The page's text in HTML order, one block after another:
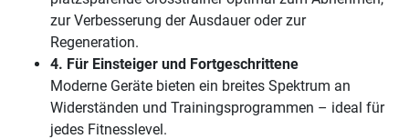
zur Verbesserung der Ausdauer oder zur
Regeneration.
4. Für Einsteiger und Fortgeschrittene
Moderne Geräte bieten ein breites Spektrum an
Widerständen und Trainingsprogrammen – ideal für
jedes Fitnesslevel.